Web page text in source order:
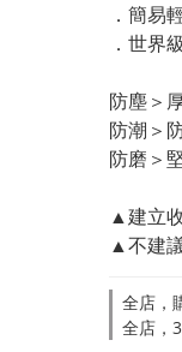
．簡易
．世界
防塵＞
防潮＞
防磨＞
▲建立
▲不建
全店，
全店，